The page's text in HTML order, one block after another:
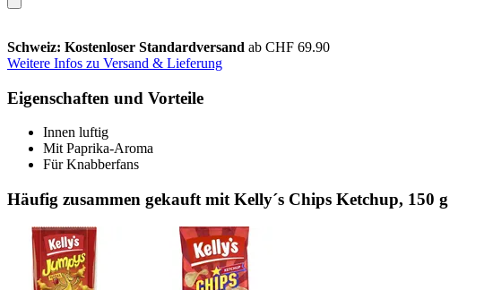
Schweiz: Kostenloser Standardversand ab CHF 69.90
Weitere Infos zu Versand & Lieferung
Eigenschaften und Vorteile
Innen luftig
Mit Paprika-Aroma
Für Knabberfans
Häufig zusammen gekauft mit Kelly´s Chips Ketchup, 150 g